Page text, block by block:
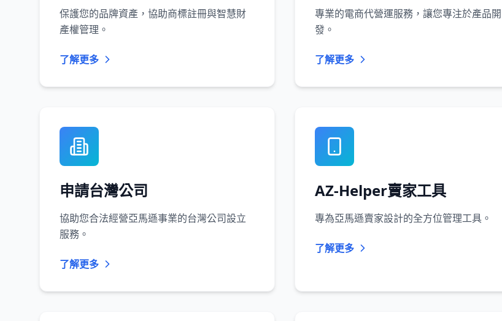
保護您的品牌資產，協助商標註冊與智慧財
產權管理。
了解更多
專業的電商代營運服務，讓您專注於產品開
發。
了解更多
申請台灣公司
協助您合法經營亞馬遜事業的台灣公司設立
服務。
了解更多
AZ-Helper賣家工具
專為亞馬遜賣家設計的全方位管理工具。
了解更多